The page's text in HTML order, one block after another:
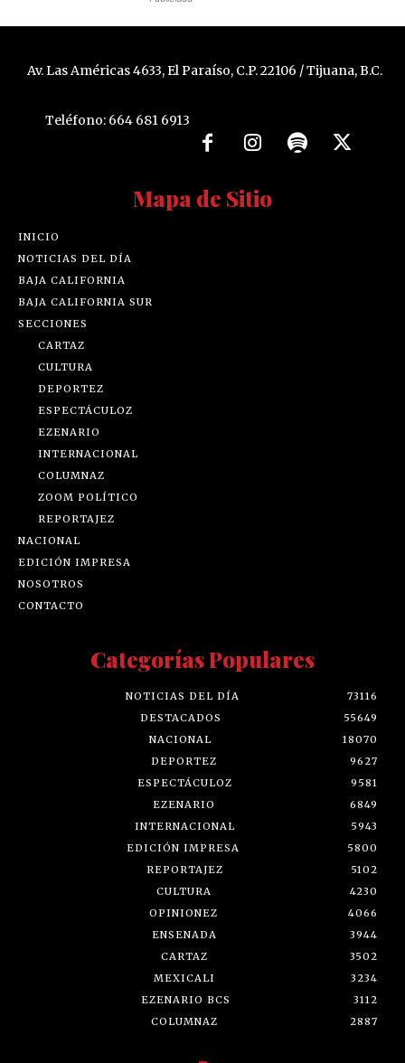
Av. Las Américas 4633, El Paraíso, C.P. 22106 / Tijuana, B.C.
Teléfono: 664 681 6913
Mapa de Sitio
INICIO
NOTICIAS DEL DÍA
BAJA CALIFORNIA
BAJA CALIFORNIA SUR
SECCIONES
CARTAZ
CULTURA
DEPORTEZ
ESPECTÁCULOZ
EZENARIO
INTERNACIONAL
COLUMNAZ
ZOOM POLÍTICO
REPORTAJEZ
NACIONAL
EDICIÓN IMPRESA
NOSOTROS
CONTACTO
Categorías Populares
NOTICIAS DEL DÍA
73116
DESTACADOS
55649
NACIONAL
18070
DEPORTEZ
9627
ESPECTÁCULOZ
9581
EZENARIO
6849
INTERNACIONAL
5943
EDICIÓN IMPRESA
5800
REPORTAJEZ
5102
CULTURA
4230
OPINIONEZ
4066
ENSENADA
3944
CARTAZ
3502
MEXICALI
3234
EZENARIO BCS
3112
COLUMNAZ
2887